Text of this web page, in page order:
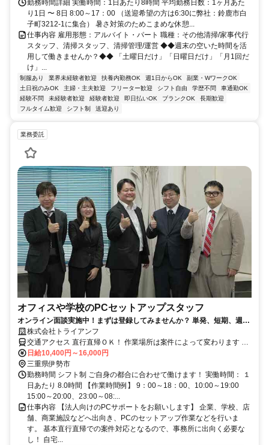
勤務時間詳細 実働時間：1日あたり8時間 平均勤務日数：1ヶ月あた
り1日 〜 8日 8:00～17：00 （送迎希望の方は6:30に弊社：鈴鹿市白
子町3212-1に集合） 暑さ対策のためこまめな休憩...
仕事内容 雇用形態：アルバイト・パート 職種：その他清掃/家事代行
スタッフ、清掃スタッフ、清掃管理/運営 ◆◆週末の空いた時間を活
用して働きませんか？◆◆ 「土曜日だけ」「日曜日だけ」「月1回だ
け」...
制服あり 業界未経験者歓迎 扶養内勤務OK 週1日からOK
副業・WワークOK
土日祝のみOK
主婦・主夫歓迎 フリーター歓迎 シフト自由 学歴不問
車通勤OK
経験不問
未経験者歓迎 経験者歓迎 即日払いOK ブランクOK
長期歓迎
フルタイム歓迎
シフト制 送迎あり
業務委託
オフィスや学校のPCセットアップスタッフ
オンライン面談実施中！まずは登録してみませんか？ 単発、短期、週
1、平日のみ、土日のみ…全部OK！のレア求人です
株式会社トライアンフ
交通アクセス 直行直帰ＯＫ！ 作業場所は案件によって変わります 交
通費100％支給◎ 名古屋本社…名古屋市中区上前津2-14-15第一住建
上前津ビル 6F
日給10,400円～16,000円
三重県伊勢市
勤務時間 シフト制 ご自身の都合に合わせて働けます！ 実働時間： １
日あたり 8.0時間 【作業時間例】 9：00～18：00、10:00～19:00
15:00～20:00、23:00～08:...
仕事内容 【法人向けのPCサポートをお願いします】 企業、学校、店
舗、商業施設などへ出向き、PCのセットアップ作業などを行いま
す。 基本直行直帰での案件対応となるので、事務所に出向く必要な
し！ 自宅...